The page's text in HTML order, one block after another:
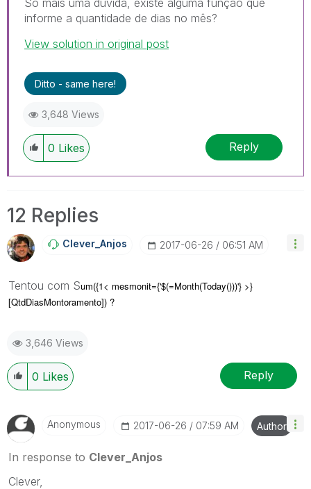
informe a quantidade de dias no mês?
View solution in original post
Ditto - same here!
3,648 Views
0 Likes Reply
12 Replies
Clever_Anjos ‎2017-06-26 06:51 AM
Tentou com Sum({1< mesmonit={'$(=Month(Today()))'} >}
[QtdDiasMontoramento]) ?
3,646 Views
0 Likes Reply
Anonymous ‎2017-06-26 07:59 AM Author
In response to Clever_Anjos
Clever,